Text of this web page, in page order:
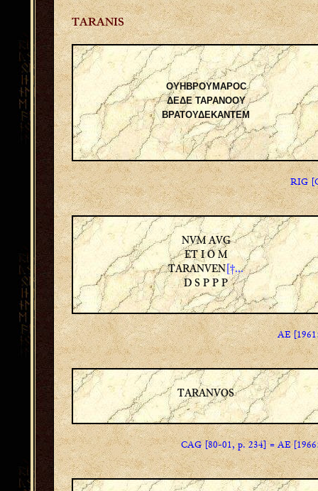
TARANIS
ΟΥΗΒΡΟΥΜΑΡΟC
ΔΕΔΕ ΤΑΡΑΝΟΟΥ
ΒΡΑΤΟΥΔΕΚΑΝΤΕΜ
RIG
NVM AVG
ET I O M
TARANVEN [†...
D S P P P
AE
TARANVOS
CAG [80-01, p. 234] = AE